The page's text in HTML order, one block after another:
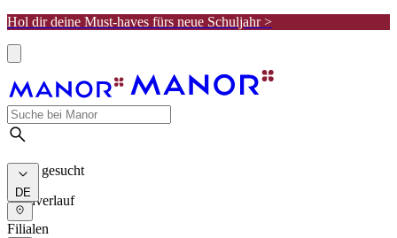
Hol dir deine Must-haves fürs neue Schuljahr >
Meist gesucht
Suchverlauf
DE
Filialen